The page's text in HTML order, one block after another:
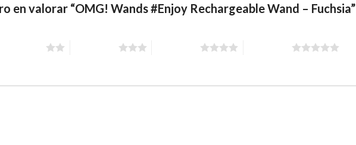
en valorar “OMG! Wands #Enjoy Rechargeable Wand – Fuchsia”